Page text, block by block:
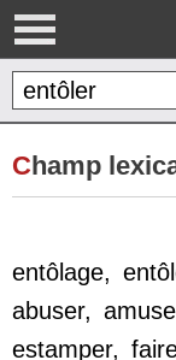
Champ
entôlage,
abuser,
estamper,